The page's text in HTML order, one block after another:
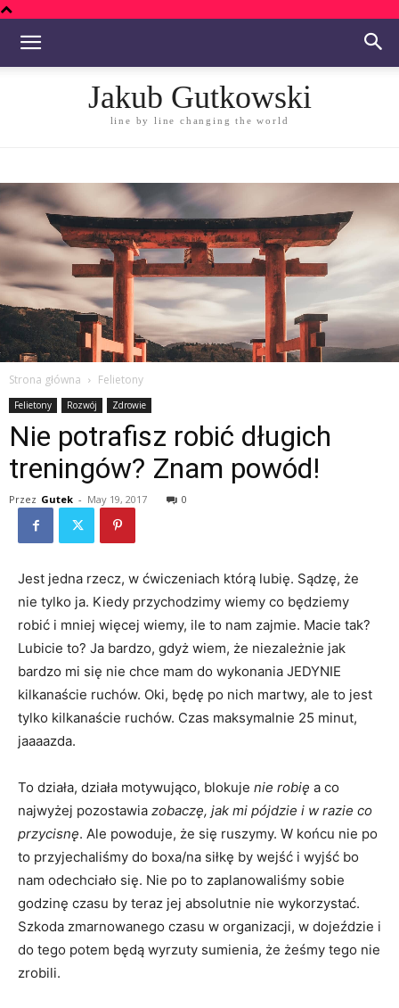
Jakub Gutkowski
line by line changing the world
Strona główna Felietony
Felietony Rozwój Zdrowie
Nie potrafisz robić długich
treningów? Znam powód!
Przez Gutek - May 19, 2017 0
Jest jedna rzecz, w ćwiczeniach którą lubię. Sądzę, że
nie tylko ja. Kiedy przychodzimy wiemy co będziemy
robić i mniej więcej wiemy, ile to nam zajmie. Macie tak?
Lubicie to? Ja bardzo, gdyż wiem, że niezależnie jak
bardzo mi się nie chce mam do wykonania JEDYNIE
kilkanaście ruchów. Oki, będę po nich martwy, ale to jest
tylko kilkanaście ruchów. Czas maksymalnie 25 minut,
jaaaazda.
To działa, działa motywująco, blokuje nie robię a co
najwyżej pozostawia zobaczę, jak mi pójdzie i w razie co
przycisnę. Ale powoduje, że się ruszymy. W końcu nie po
to przyjechaliśmy do boxa/na siłkę by wejść i wyjść bo
nam odechciało się. Nie po to zaplanowaliśmy sobie
godzinę czasu by teraz jej absolutnie nie wykorzystać.
Szkoda zmarnowanego czasu w organizacji, w dojeździe i
do tego potem będą wyrzuty sumienia, że żeśmy tego nie
zrobili.